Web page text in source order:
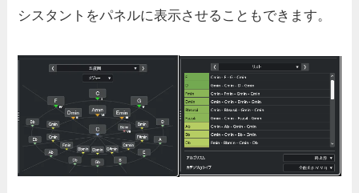
シスタントをパネルに表示させることもできます。